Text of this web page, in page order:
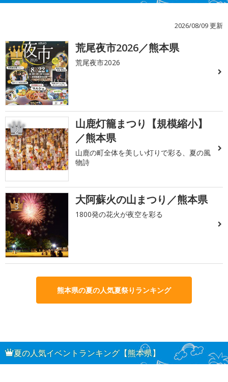
2026/08/09 更新
1 荒尾夜市2026／熊本県
荒尾夜市2026
2
山鹿灯籠まつり【規模縮小】
／熊本県
山鹿の町全体を美しい灯りで彩る、夏の風
物詩
3 大阿蘇火の山まつり／熊本県
1800発の花火が夜空を彩る
熊本県の夏の人気夏祭りランキング
夏の人気イベントランキング【熊本県】